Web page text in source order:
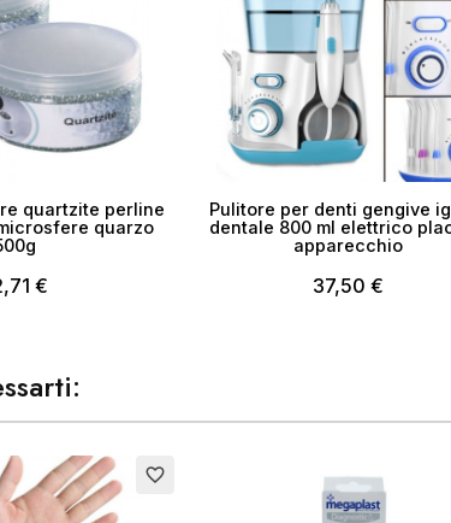
quartzite perline
quarzo
€
Pulitore per denti gengive
dentale 800 ml elettrico
apparecchio
37,50 €
favorite_border